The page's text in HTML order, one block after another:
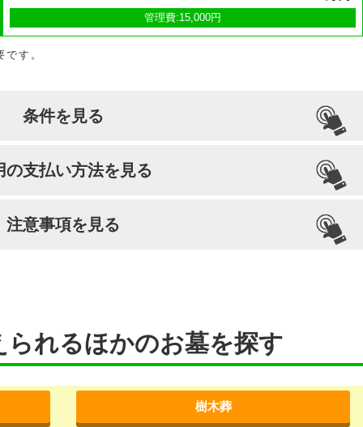
管理費:15,000円
す。
条件を見る
生前申込
の支払い方法を見る
注意事項を見る
られるほかのお墓を探す
樹木葬